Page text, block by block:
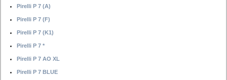
Pirelli P 7 (A)
Pirelli P 7 (F)
Pirelli P 7 (K1)
Pirelli P 7 *
Pirelli P 7 AO XL
Pirelli P 7 BLUE